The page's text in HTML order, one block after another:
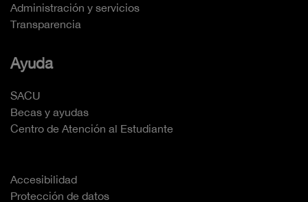
Administración y servicios
Transparencia
Ayuda
SACU
Becas y ayudas
Centro de Atención al Estudiante
Accesibilidad
Protección de datos